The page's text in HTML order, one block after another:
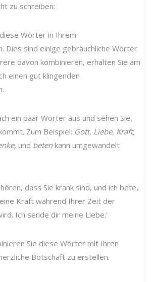
zu schreiben:
Wörter in Ihrem
Dies sind einige gebräuchliche Wörter
davon kombinieren, erhalten Sie am
einen gut klingenden
ein paar Wörter aus und sehen Sie,
Zum Beispiel: Gott, Liebe, Kraft,
und betenkann umgewandelt
dass Sie krank sind, und ich bete,
Kraft während Ihrer Zeit der
Ich sende dir meine Liebe.'
Sie diese Wörter mit Ihren
Botschaft zu erstellen.